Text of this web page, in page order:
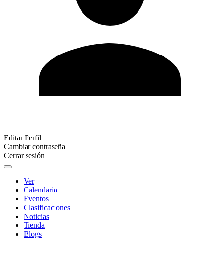
Editar Perfil
Cambiar contraseña
Cerrar sesión
Ver
Calendario
Eventos
Clasificaciones
Noticias
Tienda
Blogs